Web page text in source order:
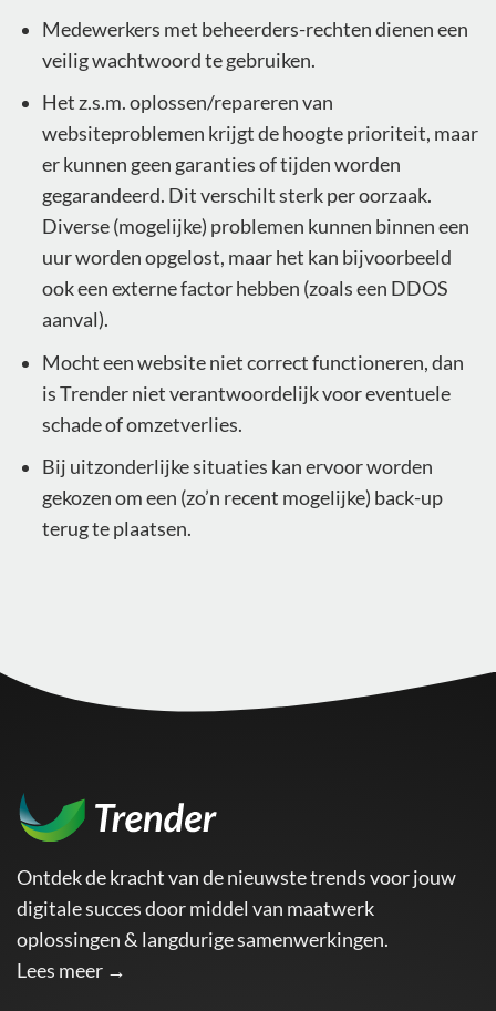
Medewerkers met beheerders-rechten dienen een
veilig wachtwoord te gebruiken.
Het z.s.m. oplossen/repareren van
websiteproblemen krijgt de hoogte prioriteit, maar
er kunnen geen garanties of tijden worden
gegarandeerd. Dit verschilt sterk per oorzaak.
Diverse (mogelijke) problemen kunnen binnen een
uur worden opgelost, maar het kan bijvoorbeeld
ook een externe factor hebben (zoals een DDOS
aanval).
Mocht een website niet correct functioneren, dan
is Trender niet verantwoordelijk voor eventuele
schade of omzetverlies.
Bij uitzonderlijke situaties kan ervoor worden
gekozen om een (zo’n recent mogelijke) back-up
terug te plaatsen.
Ontdek de kracht van de nieuwste trends voor jouw
digitale succes door middel van maatwerk
oplossingen & langdurige samenwerkingen.
Lees meer →